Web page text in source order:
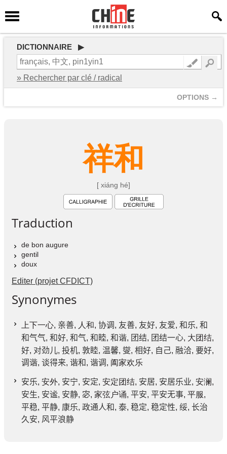
DICTIONNAIRE ▶
» Rechercher par clé / radical
OPTIONS →
祥和
[ xiáng hé]
Traduction
de bon augure
gentil
doux
Editer (projet CFDICT)
Synonymes
上下一心, 亲善, 人和, 协调 , 友善, 友好, 友爱, 和乐, 和
和气气, 和好, 和气, 和睦, 和谐, 团结, 团结一心, 大团结,
好, 对劲儿, 投机, 敦睦, 温馨, 燮, 相好, 自己, 融洽, 要好,
调谐, 谈得来, 谐和, 谐调 , 阖家欢乐
安乐, 安外, 安宁, 安定, 安定团结, 安居, 安居乐业, 安澜,
安生, 安谧, 安静, 宓, 家弦户诵, 平安, 平安无事, 平服,
平稳, 平静, 康乐, 政通人和, 泰, 稳定, 稳定性, 绥, 长治
久安, 风平浪静